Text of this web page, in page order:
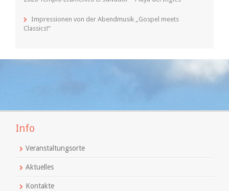
Impressionen von der Abendmusik „Gospel meets
Classics!“
Info
Veranstaltungsorte
Aktuelles
Kontakte